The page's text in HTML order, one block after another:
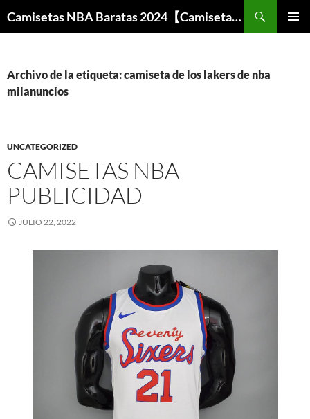
Camisetas NBA Baratas 2024【Camisetas Especiales Baloncesto】
Archivo de la etiqueta: camiseta de los lakers de nba
milanuncios
UNCATEGORIZED
CAMISETAS NBA
PUBLICIDAD
JULIO 22, 2022